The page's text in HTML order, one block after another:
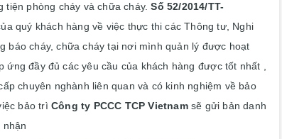
tiện phòng cháy và chữa cháy.Số 52/2014/TT-
quý khách hàng về việc thực thi các Thông tư, Nghi
báo cháy, chữa cháy tại nơi mình quản lý được hoạt
ứng đầy đủ các yêu cầu của khách hàng được tốt nhất ,
chuyên nghành liên quan và có kinh nghiệm về bảo
bảo trì Công ty PCCC TCP Vietnamsẽ gửi bản danh
nhận